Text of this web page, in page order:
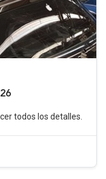
todos los detalles.